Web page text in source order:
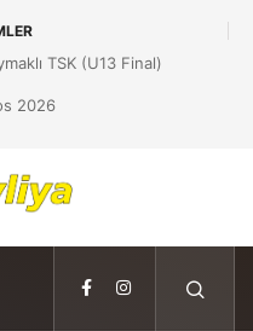
DSK (U13 Yarı Final)
2026